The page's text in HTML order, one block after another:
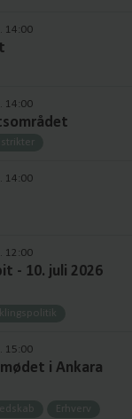
14:00
14:00
14:00
12:00
- 10. juli 2026
15:00
i Ankara
Erhverv